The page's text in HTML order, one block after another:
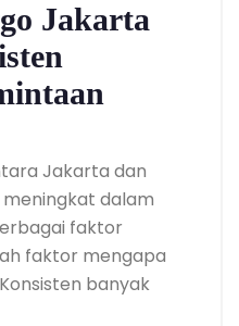
Jakarta
Jakarta dan
dalam
faktor
faktor mengapa
banyak